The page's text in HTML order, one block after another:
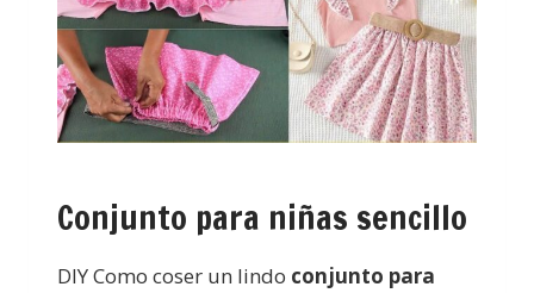
Conjunto para niñas sencillo
DIY Como coser un lindo conjunto para